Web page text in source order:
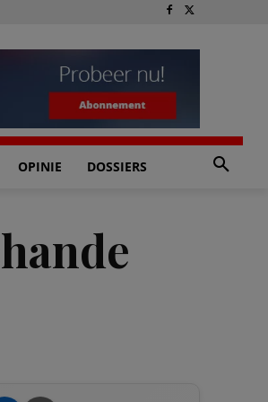
OPINIE DOSSIERS